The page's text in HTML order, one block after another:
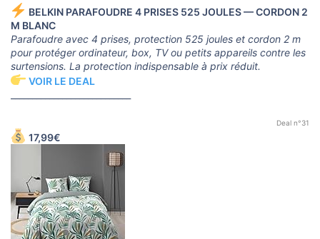
BELKIN PARAFOUDRE 4 PRISES 525 JOULES — CORDON 2
M BLANC
Parafoudre avec 4 prises, protection 525 joules et cordon 2 m
pour protéger ordinateur, box, TV ou petits appareils contre les
surtensions. La protection indispensable à prix réduit.
VOIR LE DEAL
Deal n°31
17,99€